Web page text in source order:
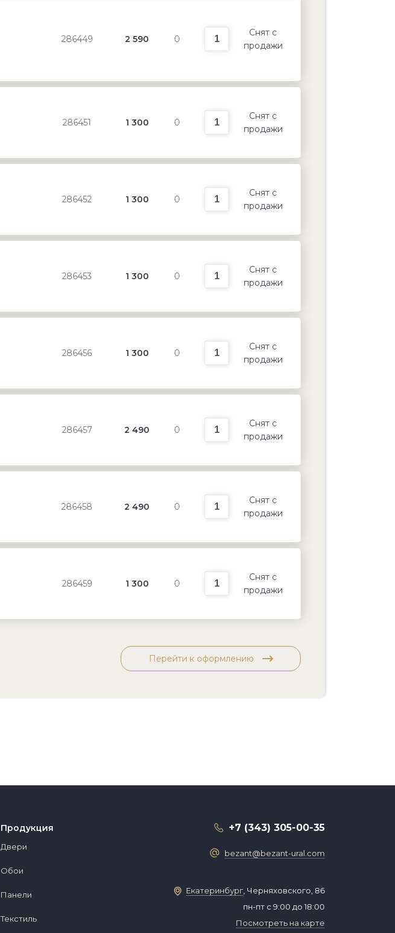
286449 2 590 0
Снят с
продажи
286451 1 300 0
Снят с
продажи
286452 1 300 0
Снят с
продажи
286453 1 300 0
Снят с
продажи
286456 1 300 0
Снят с
продажи
286457 2 490 0
Снят с
продажи
286458 2 490 0
Снят с
продажи
286459 1 300 0
Снят с
продажи
Перейти к оформлению
Продукция
Двери
Обои
Панели
Текстиль
+7 (343) 305-00-35
bezant@bezant-ural.com
Екатеринбург , Черняховского, 86
пн-пт с 9:00 до 18:00
Посмотреть на карте